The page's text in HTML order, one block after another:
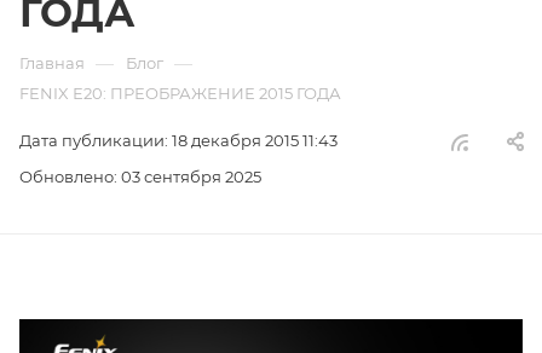
ГОДА
Главная — Блог —
​FENIX Е20: ПРЕОБРАЖЕНИЕ 2015 ГОДА
Дата публикации: 18 декабря 2015 11:43
Обновлено: 03 сентября 2025